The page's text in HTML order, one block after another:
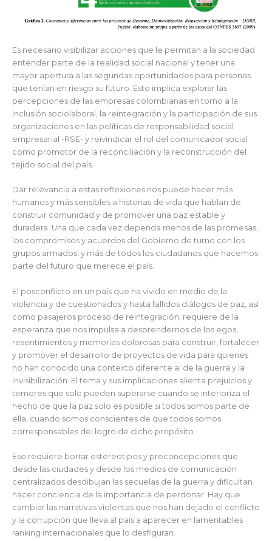
Es necesario visibilizar acciones que le permitan a la sociedad
entender parte de la realidad social nacional y tener una
mayor apertura a las segundas oportunidades para personas
que tenían en riesgo su futuro. Esto implica explorar las
percepciones de las empresas colombianas en torno a la
inclusión sociolaboral, la reintegración y la participación de sus
organizaciones en las políticas de responsabilidad social
empresarial -RSE- y reivindicar el rol del comunicador social
como promotor de la reconciliación y la reconstrucción del
tejido social del país.
Dar relevancia a estas reflexiones nos puede hacer más
humanos y más sensibles a historias de vida que hablan de
construir comunidad y de promover una paz estable y
duradera. Una que cada vez dependa menos de las promesas,
los compromisos y acuerdos del Gobierno de turno con los
grupos armados, y más de todos los ciudadanos que hacemos
parte del futuro que merece el país.
El posconflicto en un país que ha vivido en medio de la
violencia y de cuestionados y hasta fallidos diálogos de paz, así
como pasajeros proceso de reintegración, requiere de la
esperanza que nos impulsa a desprendernos de los egos,
resentimientos y memorias dolorosas para construir, fortalecer
y promover el desarrollo de proyectos de vida para quienes
no han conocido una contexto diferente al de la guerra y la
invisibilización. El tema y sus implicaciones alienta prejuicios y
temores que solo pueden superarse cuando se interioriza el
hecho de que la paz solo es posible si todos somos parte de
ella, cuando somos conscientes de que todos somos
corresponsables del logro de dicho propósito.
Eso requiere borrar estereotipos y preconcepciones que
desde las ciudades y desde los medios de comunicación
centralizados desdibujan las secuelas de la guerra y dificultan
hacer conciencia de la importancia de perdonar. Hay que
cambiar las narrativas violentas que nos han dejado el conflicto
y la corrupción que lleva al país a aparecer en lamentables
ranking internacionales que lo desfiguran.